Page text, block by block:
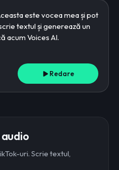
Redare
uri. Scrie textul,